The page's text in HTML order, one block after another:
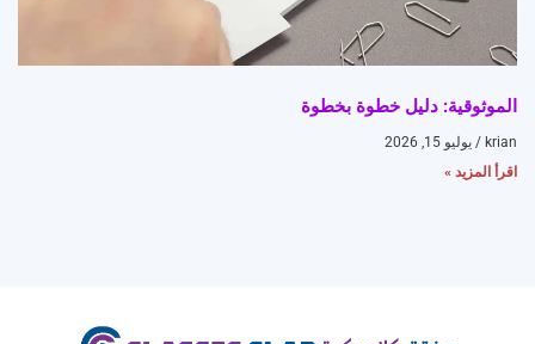
الموثوقية: دليل خطوة بخطوة
krian
يوليو 15, 2026
اقرأ المزيد »